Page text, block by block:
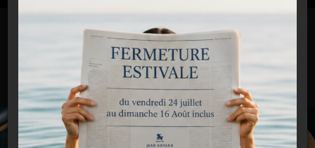
RETROUVEZ L'ACTUALITÉ DE LA DISTILLERIE !